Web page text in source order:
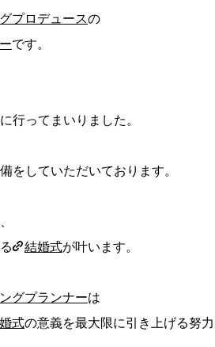
プロデュースの
です。
行ってまいりました。
をしていただいております。
結婚式が叶います。
グプランナーは
式の意義を最大限に引き上げる努力